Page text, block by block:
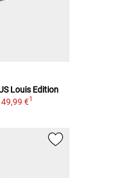
Louis Edition
€1